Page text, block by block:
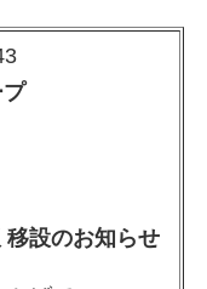
設のお知らせ